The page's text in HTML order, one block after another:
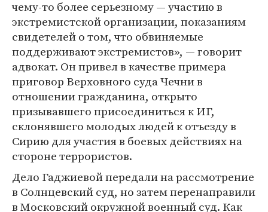
чему-то более серьезному — участию в
экстремистской организации, показаниям
свидетелей о том, что обвиняемые
поддерживают экстремистов», — говорит
адвокат. Он привел в качестве примера
приговор Верховного суда Чечни в
отношении гражданина, открыто
призывавшего присоединиться к ИГ,
склонявшего молодых людей к отъезду в
Сирию для участия в боевых действиях на
стороне террористов.
Дело Гаджиевой передали на рассмотрение
в Солнцевский суд, но затем перенаправили
в Московский окружной военный суд. Как